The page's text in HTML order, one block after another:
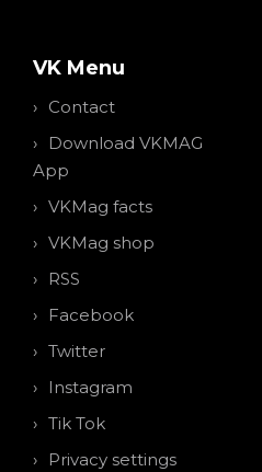
VK Menu
Contact
Download VKMAG
App
VKMag facts
VKMag shop
RSS
Facebook
Twitter
Instagram
Tik Tok
Privacy settings